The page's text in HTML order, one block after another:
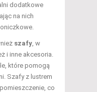
dodatkowe
na nich
szafy , w
i inne akcesoria.
które pomogą
Szafy z lustrem
co